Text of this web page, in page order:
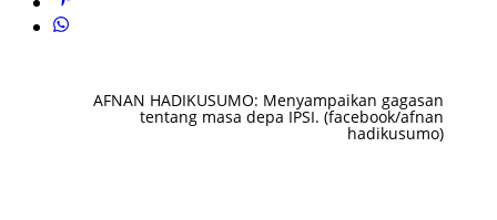
AFNAN HADIKUSUMO: Menyampaikan gagasan
tentang masa depa IPSI. (facebook/afnan
hadikusumo)